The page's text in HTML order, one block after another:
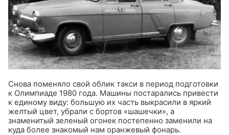
Снова поменяло свой облик такси в период подготовки
к Олимпиаде 1980 года. Машины постарались привести
к единому виду: большую их часть выкрасили в яркий
желтый цвет, убрали с бортов «шашечки», а
знаменитый зеленый огонек постепенно заменили на
куда более знакомый нам оранжевый фонарь.